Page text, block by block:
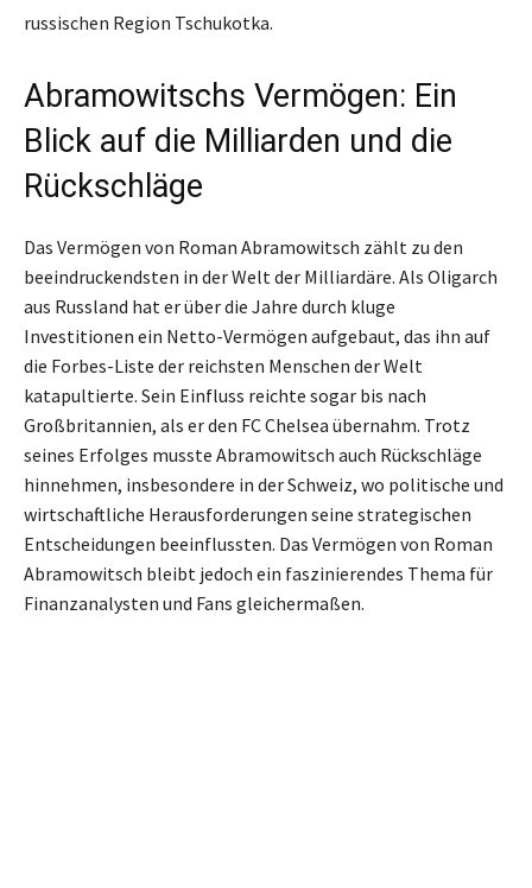
russischen Region Tschukotka.
Abramowitschs Vermögen: Ein
Blick auf die Milliarden und die
Rückschläge
Das Vermögen von Roman Abramowitsch zählt zu den
beeindruckendsten in der Welt der Milliardäre. Als Oligarch
aus Russland hat er über die Jahre durch kluge
Investitionen ein Netto-Vermögen aufgebaut, das ihn auf
die Forbes-Liste der reichsten Menschen der Welt
katapultierte. Sein Einfluss reichte sogar bis nach
Großbritannien, als er den FC Chelsea übernahm. Trotz
seines Erfolges musste Abramowitsch auch Rückschläge
hinnehmen, insbesondere in der Schweiz, wo politische und
wirtschaftliche Herausforderungen seine strategischen
Entscheidungen beeinflussten. Das Vermögen von Roman
Abramowitsch bleibt jedoch ein faszinierendes Thema für
Finanzanalysten und Fans gleichermaßen.